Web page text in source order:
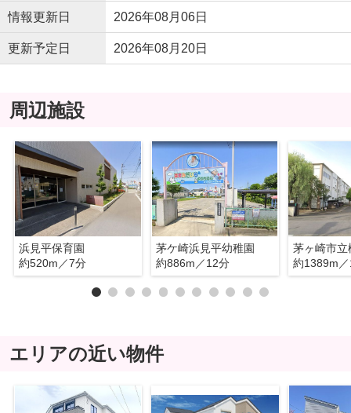
情報更新日 2026年08月06日
更新予定日 2026年08月20日
周辺施設
浜見平保育園
約520m／7分
茅ケ崎浜見平幼稚園
約886m／12分
茅ヶ崎市立
約1389m
エリアの近い物件